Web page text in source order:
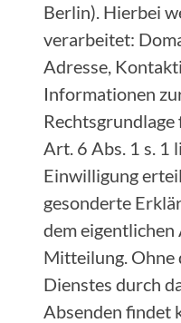
Berlin). Hierbei
verarbeitet:
Adresse,
Informationen
Art. 6 Abs. 1 s. 1
Einwilligung
gesonderte
dem eigentlichen
Mitteilung. Ohne
Dienstes durch
Absenden findet